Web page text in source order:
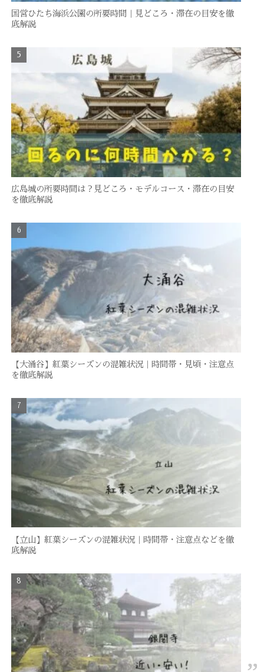
国営ひたち海浜公園の所要時間｜見どころ・滞在の目安を徹
底解説
広島城の所要時間は？見どころ・モデルコース・滞在の目安
を徹底解説
【大涌谷】紅葉シーズンの混雑状況｜時間帯・見頃・注意点
を徹底解説
【立山】紅葉シーズンの混雑状況｜時間帯・注意点などを徹
底解説